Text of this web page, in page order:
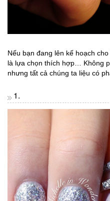
Nếu bạn đang lên kế hoạch cho
là lựa chọn thích hợp… Không
nhưng tất cả chúng ta liệu có
1.